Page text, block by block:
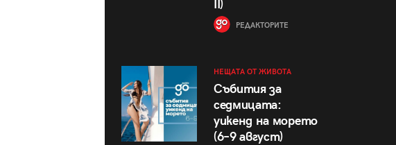
II)
РЕДАКТОРИТЕ
НЕЩАТА ОТ ЖИВОТА
Събития за
седмицата:
уикенд на морето
(6–9 август)